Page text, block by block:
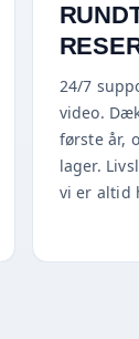
24/7
video.
første år,
lager.
vi er altid